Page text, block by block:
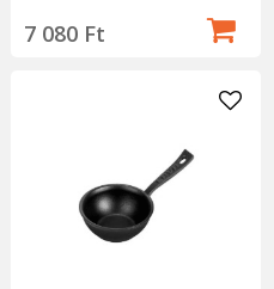
7 080 Ft